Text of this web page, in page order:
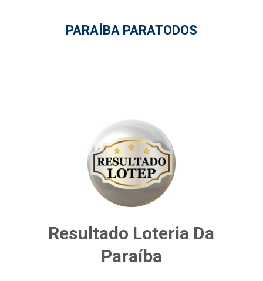
PARAÍBA PARATODOS
Resultado Loteria Da
Paraíba